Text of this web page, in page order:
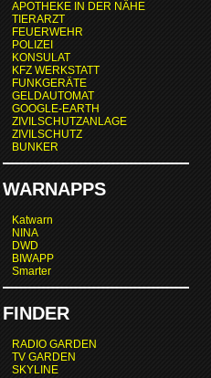
APOTHEKE IN DER NÄHE
TIERARZT
FEUERWEHR
POLIZEI
KONSULAT
KFZ WERKSTATT
FUNKGERÄTE
GELDAUTOMAT
GOOGLE-EARTH
ZIVILSCHUTZANLAGE
ZIVILSCHUTZ
BUNKER
WARNAPPS
Katwarn
NINA
DWD
BIWAPP
Smarter
FINDER
RADIO GARDEN
TV GARDEN
SKYLINE